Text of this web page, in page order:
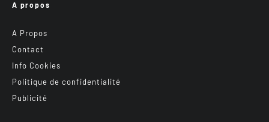
A propos
A Propos
Contact
Info Cookies
Politique de confidentialité
Publicité